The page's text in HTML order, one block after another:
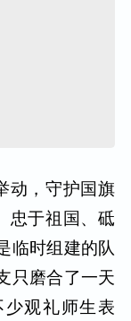
动，守护国旗
忠于祖国、砥
临时组建的队
只磨合了一天
观礼师生表